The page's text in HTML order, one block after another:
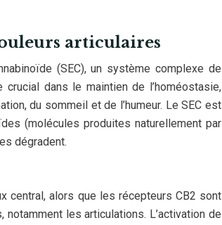
articulaires
(SEC), un système complexe de
dans le maintien de l’homéostasie,
du sommeil et de l’humeur. Le SEC est
(molécules produites naturellement par
dégradent.
central, alors que les récepteurs CB2 sont
les articulations. L’activation de